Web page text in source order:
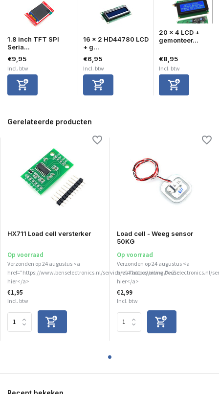
1.8 inch TFT SPI
Seria...
€9,95
Incl. btw
16 x 2 HD44780 LCD
+ g...
€6,95
Incl. btw
20 x 4 LCD +
gemonteer...
€8,95
Incl. btw
Gerelateerde producten
HX711 Load cell versterker
Op voorraad
Verzonden op 24 augustus <a
href="https://www.benselectronics.nl/service/vakantiesluiting/">Zie
hier</a>
€1,95
Incl. btw
Load cell - Weeg sensor
50KG
Op voorraad
Verzonden op 24 augustus <a
href="https://www.benselectronics.nl/
hier</a>
€2,99
Incl. btw